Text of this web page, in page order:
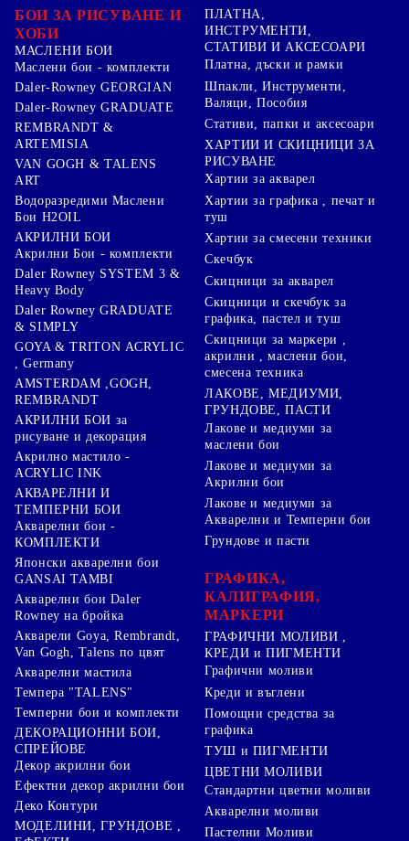
БОИ ЗА РИСУВАНЕ И
ХОБИ
МАСЛЕНИ БОИ
Маслени бои - комплекти
Daler-Rowney GEORGIAN
Daler-Rowney GRADUATE
REMBRANDT &
ARTEMISIA
VAN GOGH & TALENS
ART
Водоразредими Маслени
Бои H2OIL
АКРИЛНИ БОИ
Акрилни Бои - комплекти
Daler Rowney SYSTEM 3 &
Heavy Body
Daler Rowney GRADUATE
& SIMPLY
GOYA & TRITON АCRYLIC
, Germany
AMSTERDAM ,GOGH,
REMBRANDT
АКРИЛНИ БОИ за
рисуване и декорация
Акрилно мастило -
ACRYLIC INK
АКВАРЕЛНИ И
ТЕМПЕРНИ БОИ
Акварелни бои -
КОМПЛЕКТИ
Японски акварелни бои
GANSAI TAMBI
Акварелни бои Daler
Rowney на бройка
Акварели Goya, Rembrandt,
Van Gogh, Talens по цвят
Акварелни мастила
Темпера "TALENS"
Темперни бои и комплекти
ДЕКОРАЦИОННИ БОИ,
СПРЕЙОВЕ
Декор акрилни бои
Ефектни декор акрилни бои
Деко Контури
МОДЕЛИНИ, ГРУНДОВЕ ,
ПЛАТНА,
ИНСТРУМЕНТИ,
СТАТИВИ И АКСЕСОАРИ
Платна, дъски и рамки
Шпакли, Инструменти,
Валяци, Пособия
Стативи, папки и аксесоари
ХАРТИИ И СКИЦНИЦИ ЗА
РИСУВАНЕ
Хартии за акварел
Хартии за графика , печат и
туш
Хартии за смесени техники
Скечбук
Скицници за акварел
Скицници и скечбук за
графика, пастел и туш
Скицници за маркери ,
акрилни , маслени бои,
смесена техника
ЛАКОВЕ, МЕДИУМИ,
ГРУНДОВЕ, ПАСТИ
Лакове и медиуми за
маслени бои
Лакове и медиуми за
Акрилни бои
Лакове и медиуми за
Акварелни и Темперни бои
Грундове и пасти
ГРАФИКА,
КАЛИГРАФИЯ,
МАРКЕРИ
ГРАФИЧНИ МОЛИВИ ,
КРЕДИ и ПИГМЕНТИ
Графични моливи
Креди и въглени
Помощни средства за
графика
ТУШ и ПИГМЕНТИ
ЦВЕТНИ МОЛИВИ
Стандартни цветни моливи
Акварелни моливи
Пастелни Моливи